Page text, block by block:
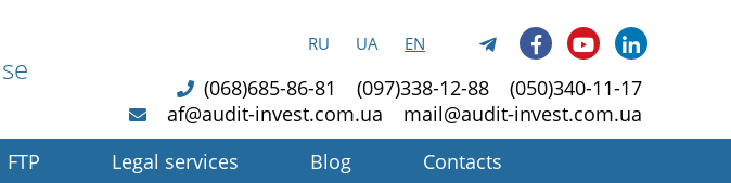
RU UA EN
(068)685-86-81 (097)338-12-88
(050)340-11-17
af@audit-invest.com.ua
mail@audit-invest.com.ua
FTP Legal services Blog
Contacts